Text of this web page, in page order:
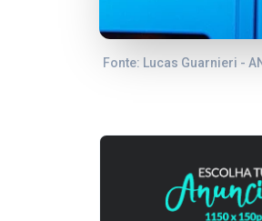
Fonte: Lucas Guarnieri -